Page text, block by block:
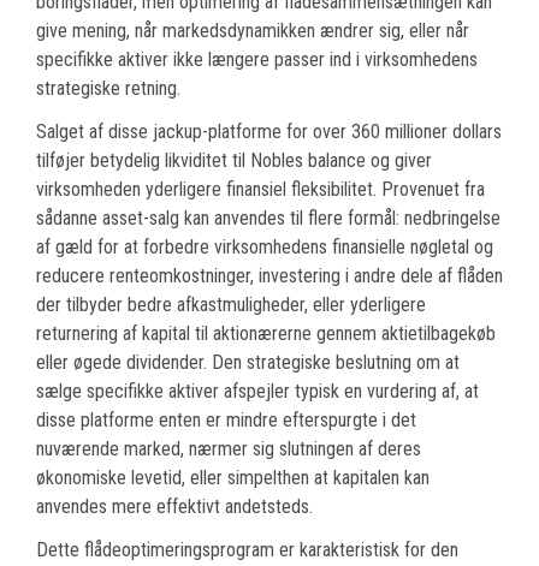
give mening, når markedsdynamikken ændrer sig, eller når
specifikke aktiver ikke længere passer ind i virksomhedens
strategiske retning.
Salget af disse jackup-platforme for over 360 millioner dollars
tilføjer betydelig likviditet til Nobles balance og giver
virksomheden yderligere finansiel fleksibilitet. Provenuet fra
sådanne asset-salg kan anvendes til flere formål: nedbringelse
af gæld for at forbedre virksomhedens finansielle nøgletal og
reducere renteomkostninger, investering i andre dele af flåden
der tilbyder bedre afkastmuligheder, eller yderligere
returnering af kapital til aktionærerne gennem aktietilbagekøb
eller øgede dividender. Den strategiske beslutning om at
sælge specifikke aktiver afspejler typisk en vurdering af, at
disse platforme enten er mindre efterspurgte i det
nuværende marked, nærmer sig slutningen af deres
økonomiske levetid, eller simpelthen at kapitalen kan
anvendes mere effektivt andetsteds.
Dette flådeoptimeringsprogram er karakteristisk for den